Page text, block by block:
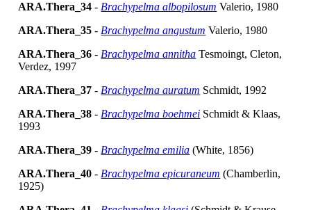
ARA.Thera_34 - Brachypelma albopilosum Valerio, 1980
ARA.Thera_35 - Brachypelma angustum Valerio, 1980
ARA.Thera_36 - Brachypelma annitha Tesmoingt, Cleton,
Verdez, 1997
ARA.Thera_37 - Brachypelma auratum Schmidt, 1992
ARA.Thera_38 - Brachypelma boehmei Schmidt & Klaas,
1993
ARA.Thera_39 - Brachypelma emilia (White, 1856)
ARA.Thera_40 - Brachypelma epicuraneum (Chamberlin,
1925)